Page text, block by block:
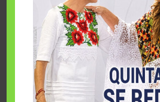
Fairmont Mayakoba y Make-A-Wish
esfuerzos para hacer realidad el deseo